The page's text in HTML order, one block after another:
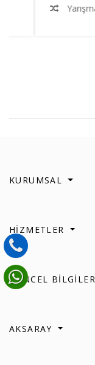
Yarışma
KURUMSAL
HİZMETLER
GÜNCEL BİLGİLER
AKSARAY